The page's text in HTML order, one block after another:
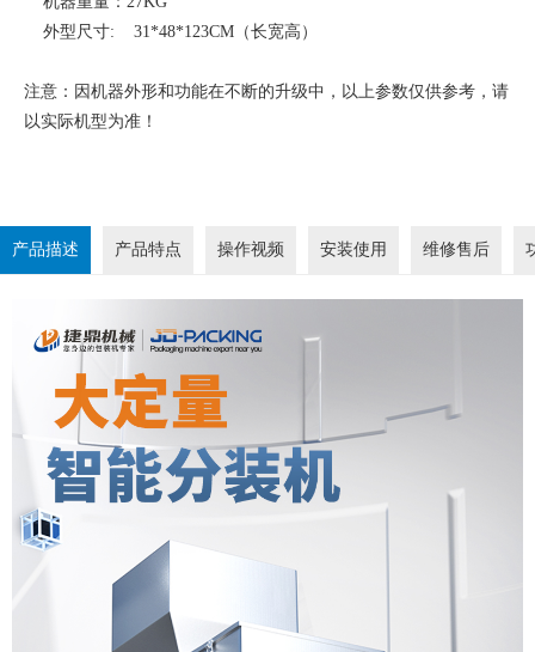
外型尺寸: 31*48*123CM（长宽高）
注意：因机器外形和功能在不断的升级中，以上参数仅供参考，请
以实际机型为准！
产品描述 产品特点 操作视频 安装使用 维修售后